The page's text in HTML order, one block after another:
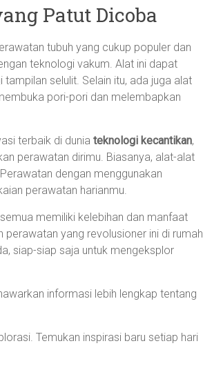
Patut Dicoba
tubuh yang cukup populer dan
teknologi vakum. Alat ini dapat
selulit. Selain itu, ada juga alat
pori-pori dan melembapkan
terbaik di dunia teknologi kecantikan,
perawatan dirimu. Biasanya, alat-alat
dengan menggunakan
perawatan harianmu.
memiliki kelebihan dan manfaat
yang revolusioner ini di rumah
siap-siap saja untuk mengeksplor
informasi lebih lengkap tentang
Temukan inspirasi baru setiap hari